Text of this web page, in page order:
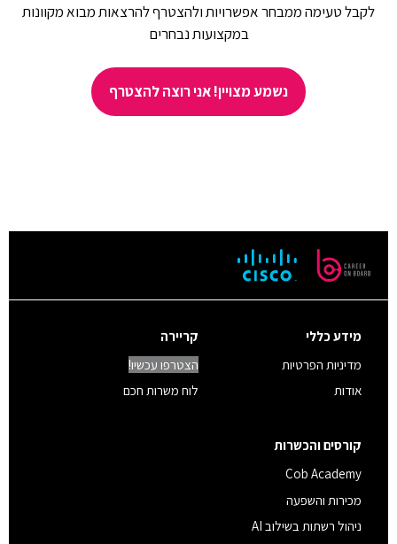
לקבל טעימה ממבחר אפשרויות ולהצטרף להרצאות מבוא מקוונות
במקצועות נבחרים
נשמע מצויין! אני רוצה להצטרף
מידע כללי
מדיניות הפרטיות
אודות
קריירה
הצטרפו עכשיו!
לוח משרות חכם
קורסים והכשרות
Cob Academy
מכירות והשפעה
ניהול רשתות בשילוב AI